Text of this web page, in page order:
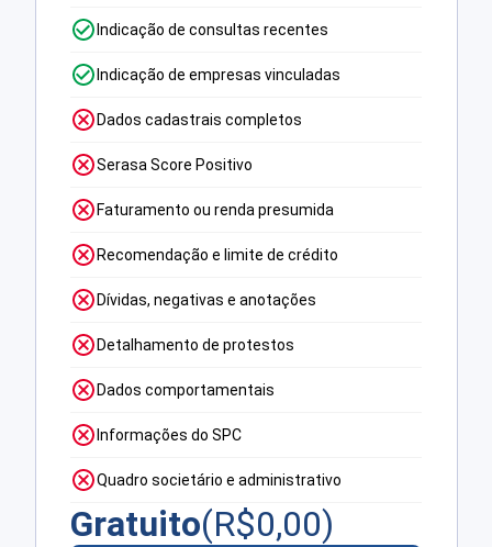
Indicação de consultas recentes
Indicação de empresas vinculadas
Dados cadastrais completos
Serasa Score Positivo
Faturamento ou renda presumida
Recomendação e limite de crédito
Dívidas, negativas e anotações
Detalhamento de protestos
Dados comportamentais
Informações do SPC
Quadro societário e administrativo
Gratuito(R$0,00)